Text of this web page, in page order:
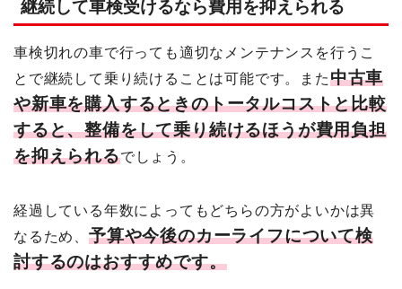
継続して車検受けるなら費用を抑えられる
車検切れの車で行っても適切なメンテナンスを行うこ
とで継続して乗り続けることは可能です。また中古車
や新車を購入するときのトータルコストと比較
すると、整備をして乗り続けるほうが費用負担
を抑えられるでしょう。
経過している年数によってもどちらの方がよいかは異
なるため、 予算や今後のカーライフについて検
討するのはおすすめです。